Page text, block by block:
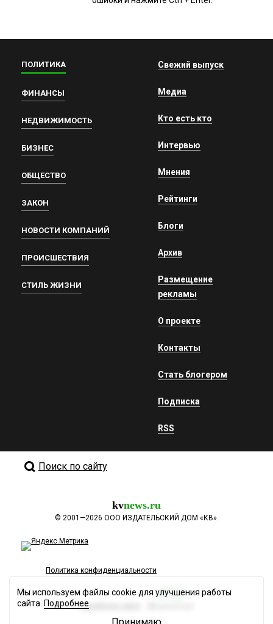
ПОЛИТИКА
ФИНАНСЫ
НЕДВИЖИМОСТЬ
БИЗНЕС
ОБЩЕСТВО
ЗАКОН
НОВОСТИ КОМПАНИЙ
ПРОИСШЕСТВИЯ
СТИЛЬ ЖИЗНИ
Свежий выпуск
Медиа
Кто есть кто
Интервью
Мнения
Рейтинги
Блоги
Архив
Размещение
рекламы
О проекте
Контакты
Стать блогером
Подписка
RSS
Поиск по сайту
kvnews.ru
© 2001—2026 ООО ИЗДАТЕЛЬСКИЙ ДОМ «КВ».
Политика конфиденциальности
Разработка сайта
Мы используем файлы cookie для улучшения работы
сайта. Подробнее